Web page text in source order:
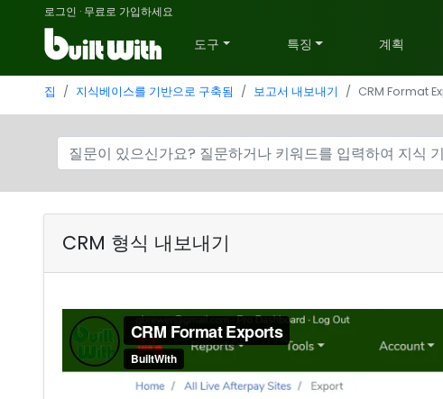
로그인 · 무료로 가입하세요
도구 특징 계획
집 지식베이스를 기반으로 구축됨 보고서 내보내기 CRM Format
CRM 형식 내보내기